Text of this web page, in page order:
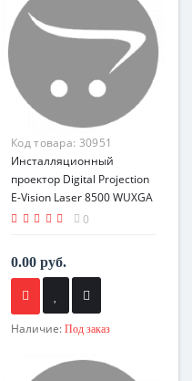
Код товара: 30951
Инсталляционный
проектор Digital Projection
E-Vision Laser 8500 WUXGA
0
0.00 руб.
Наличие: Под заказ